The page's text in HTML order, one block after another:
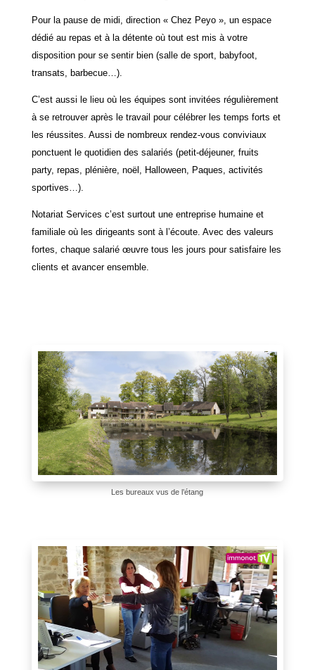
Pour la pause de midi, direction « Chez Peyo », un espace
dédié au repas et à la détente où tout est mis à votre
disposition pour se sentir bien (salle de sport, babyfoot,
transats, barbecue…).
C’est aussi le lieu où les équipes sont invitées régulièrement
à se retrouver après le travail pour célébrer les temps forts et
les réussites. Aussi de nombreux rendez-vous conviviaux
ponctuent le quotidien des salariés (petit-déjeuner, fruits
party, repas, plénière, noël, Halloween, Paques, activités
sportives…).
Notariat Services c’est surtout une entreprise humaine et
familiale où les dirigeants sont à l’écoute. Avec des valeurs
fortes, chaque salarié œuvre tous les jours pour satisfaire les
clients et avancer ensemble.
Les bureaux vus de l’étang